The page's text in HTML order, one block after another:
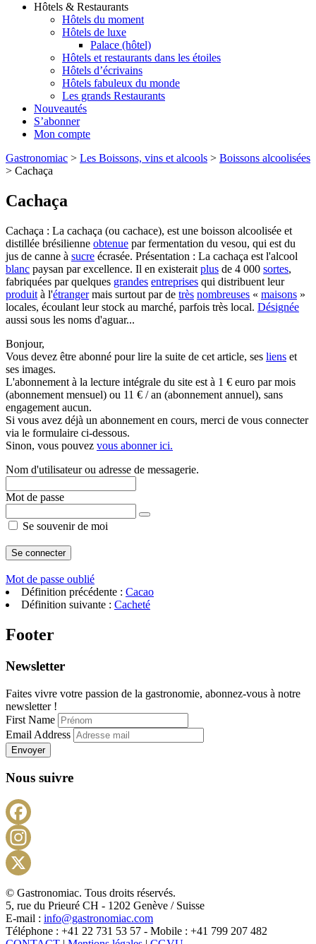
Hôtels & Restaurants
Hôtels du moment
Hôtels de luxe
Palace (hôtel)
Hôtels et restaurants dans les étoiles
Hôtels d’écrivains
Hôtels fabuleux du monde
Les grands Restaurants
Nouveautés
S’abonner
Mon compte
Gastronomiac > Les Boissons, vins et alcools > Boissons alcoolisées
> Cachaça
Cachaça
Cachaça : La cachaça (ou cachace), est une boisson alcoolisée et
distillée brésilienne obtenue par fermentation du vesou, qui est du
jus de canne à sucre écrasée. Présentation : La cachaça est l'alcool
blanc paysan par excellence. Il en existerait plus de 4 000 sortes,
fabriquées par quelques grandes entreprises qui distribuent leur
produit à l'étrangermais surtout par de très nombreuses « maisons »
locales, écoulant leur stock au marché, parfois très local. Désignée
aussi sous les noms d'aguar...
Bonjour,
Vous devez être abonné pour lire la suite de cet article, ses liens et
ses images.
L'abonnement à la lecture intégrale du site est à 1 € euro par mois
(abonnement mensuel) ou 11 € / an (abonnement annuel), sans
engagement aucun.
Si vous avez déjà un abonnement en cours, merci de vous connecter
via le formulaire ci-dessous.
Sinon, vous pouvez vous abonner ici.
Nom d'utilisateur ou adresse de messagerie.
Mot de passe
Se souvenir de moi
Mot de passe oublié
Définition précédente : Cacao
Définition suivante : Cacheté
Footer
Newsletter
Faites vivre votre passion de la gastronomie, abonnez-vous à notre
newsletter !
First Name
Email Address
Envoyer
Nous suivre
X
© Gastronomiac. Tous droits réservés.
5, rue du Prieuré CH - 1202 Genève / Suisse
E-mail : info@gastronomiac.com
Téléphone : +41 22 731 53 57 - Mobile : +41 799 207 482